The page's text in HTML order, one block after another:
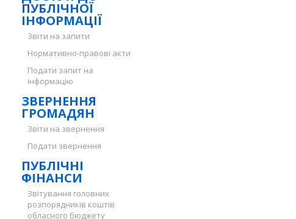
ПУБЛІЧНОЇ
ІНФОРМАЦІЇ
Звіти на запити
Нормативно-правові акти
Подати запит на
інформацію
ЗВЕРНЕННЯ
ГРОМАДЯН
Звіти на звернення
Подати звернення
ПУБЛІЧНІ
ФІНАНСИ
Звітування головних
розпорядників коштів
обласного бюджету